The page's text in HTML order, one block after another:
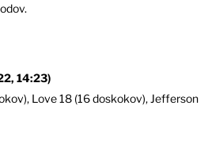
14:23)
Love 18 (16 doskokov), Jefferson